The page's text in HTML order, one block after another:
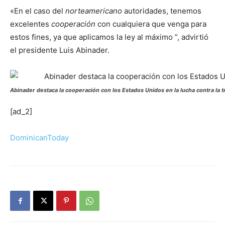
«En el caso del norteamericano autoridades, tenemos
excelentes cooperación con cualquiera que venga para
estos fines, ya que aplicamos la ley al máximo ”, advirtió
el presidente Luis Abinader.
Abinader destaca la cooperación con los Estados Unidos en la lucha contra la
[ad_2]
DominicanToday